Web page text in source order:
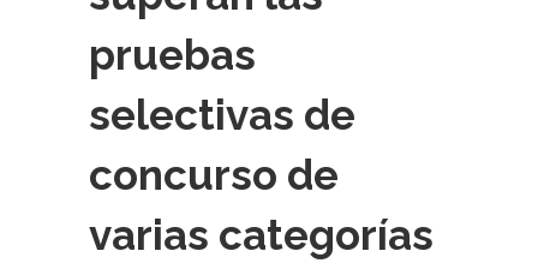
pruebas
selectivas de
concurso de
varias categorías